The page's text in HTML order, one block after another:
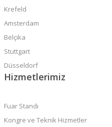
Krefeld
Amsterdam
Belçika
Stuttgart
Düsseldorf
Hizmetlerimiz
Fuar Standı
Kongre ve Teknik Hizmetler